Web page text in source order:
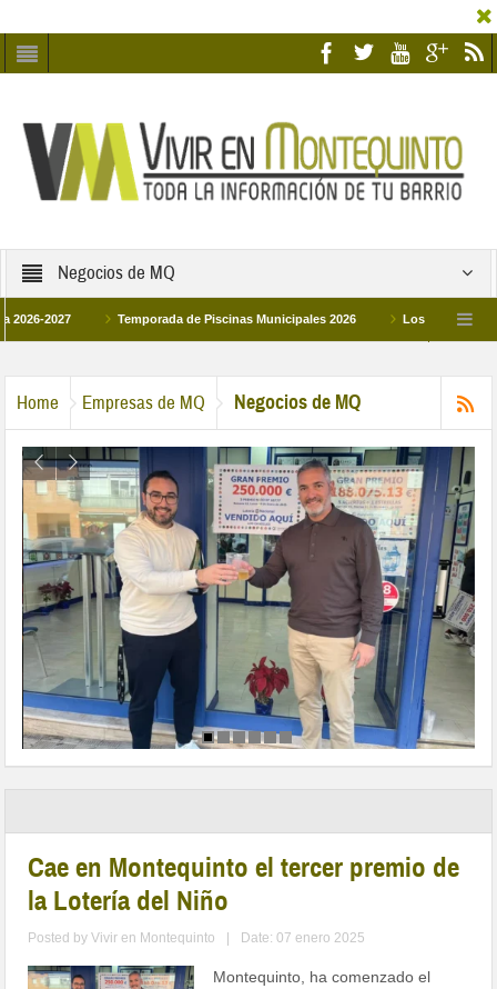
Negocios de MQ
Temporada de Piscinas Municipales 2026 Los Campus de
Home Empresas de MQ Negocios de MQ
Cae en Montequinto el tercer premio de
la Lotería del Niño
Posted byVivir en Montequinto Date: 07 enero 2025
Montequinto, ha comenzado el